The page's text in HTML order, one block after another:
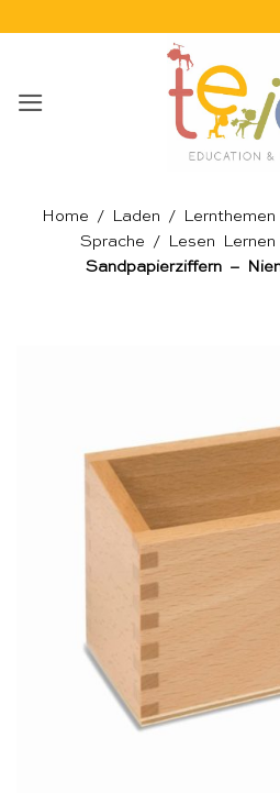
Home / Laden / Lernthemen
Sprache / Lesen Lernen
Sandpapierziffern –